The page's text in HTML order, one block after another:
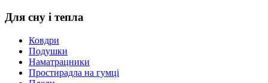
Для сну і тепла
Ковдри
Подушки
Наматрацники
Простирадла на гумці